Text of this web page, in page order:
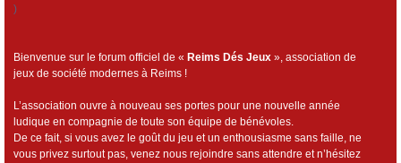
)
Bienvenue sur le forum officiel de « Reims Dés Jeux », association de
jeux de société modernes à Reims !
L’association ouvre à nouveau ses portes pour une nouvelle année
ludique en compagnie de toute son équipe de bénévoles.
De ce fait, si vous avez le goût du jeu et un enthousiasme sans faille, ne
vous privez surtout pas, venez nous rejoindre sans attendre et n’hésitez